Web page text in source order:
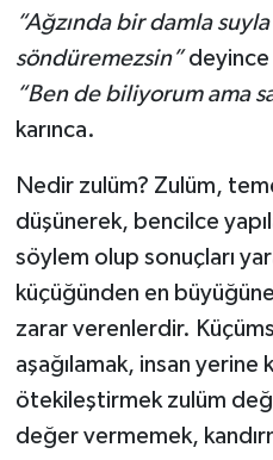
“Ağzında bir damla
söndüremezsin”deyince
“Ben de biliyorum ama
karınca.
Nedir zulüm? Zulüm,
düşünerek, bencilce
söylem olup sonuçları
küçüğünden en
zarar verenlerdir.
aşağılamak, insan yerine
ötekileştirmek zulüm
değer vermemek,